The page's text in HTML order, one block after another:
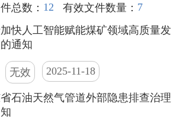
总数： 12 有效文件数量： 7
快人工智能赋能煤矿领域高质量发
通知
无效 2025-11-18
石油天然气管道外部隐患排查治理